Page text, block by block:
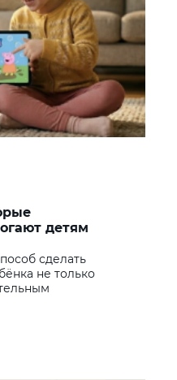
детям
сделать
не только